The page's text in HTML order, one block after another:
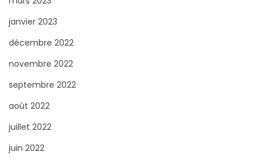
janvier 2023
décembre 2022
novembre 2022
septembre 2022
août 2022
juillet 2022
juin 2022